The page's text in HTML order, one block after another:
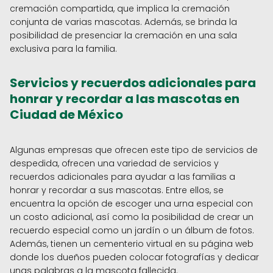
cremación compartida, que implica la cremación
conjunta de varias mascotas. Además, se brinda la
posibilidad de presenciar la cremación en una sala
exclusiva para la familia.
Servicios y recuerdos adicionales para
honrar y recordar a las mascotas en
Ciudad de México
Algunas empresas que ofrecen este tipo de servicios de
despedida, ofrecen una variedad de servicios y
recuerdos adicionales para ayudar a las familias a
honrar y recordar a sus mascotas. Entre ellos, se
encuentra la opción de escoger una urna especial con
un costo adicional, así como la posibilidad de crear un
recuerdo especial como un jardín o un álbum de fotos.
Además, tienen un cementerio virtual en su página web
donde los dueños pueden colocar fotografías y dedicar
unas palabras a la mascota fallecida.